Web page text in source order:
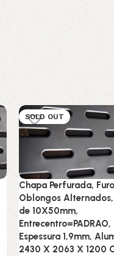
SOLD OUT
Chapa Perfurada,
Oblongos Alternados,
de 10X50mm,
Entrecentro=PADRAO,
Espessura 1,9mm,
2430 X 2063 X 1200